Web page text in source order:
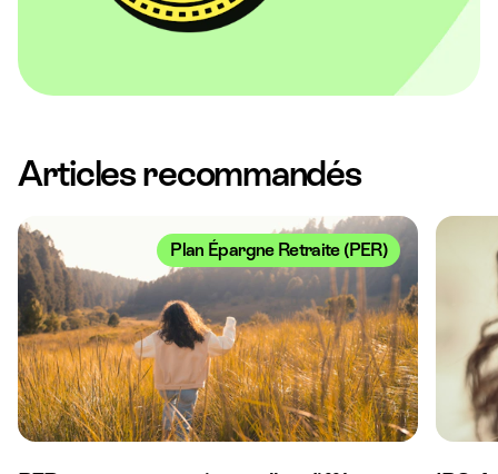
Articles recommandés
Plan Épargne Retraite (PER)